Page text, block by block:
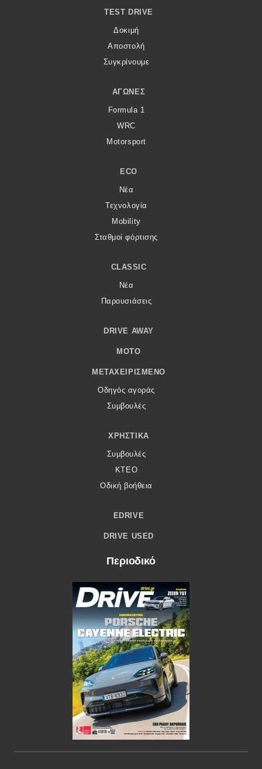
TEST DRIVE
Δοκιμή
Αποστολή
Συγκρίνουμε
ΑΓΏΝΕΣ
Formula 1
WRC
Motorsport
ECO
Νέα
Τεχνολογία
Mobility
Σταθμοί φόρτισης
CLASSIC
Νέα
Παρουσιάσεις
DRIVE AWAY
MOTO
ΜΕΤΑΧΕΙΡΙΣΜΈΝΟ
Οδηγός αγοράς
Συμβουλές
ΧΡΗΣΤΙΚΆ
Συμβουλές
ΚΤΕΟ
Οδική βοήθεια
EDRIVE
DRIVE USED
Περιοδικό